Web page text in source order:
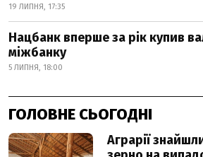
19 ЛИПНЯ, 17:35
Нацбанк вперше за рік купив
міжбанку
5 ЛИПНЯ, 18:00
ГОЛОВНЕ СЬОГОДНІ
Аграрії